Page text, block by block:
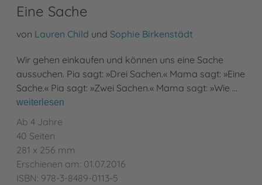
Eine Sache
von Lauren Child und Sophie Birkenstädt
Wir gehen einkaufen und können uns eine Sache
aussuchen. Pia sagt: »Drei Sachen.« Mama sagt: »Eine
Sache.« Pia sagt: »Zwei Sachen.« Mama sagt: »Wie …
weiterlesen
Ab 4 Jahre
40 Seiten
281 x 256 mm
Erschienen am: 01.07.2016
ISBN: 978-3-8489-0113-5